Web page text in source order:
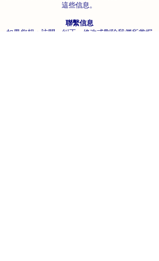
這些信息。
聯繫信息
如果您想：訪問、糾正、修改或刪除我們所掌握